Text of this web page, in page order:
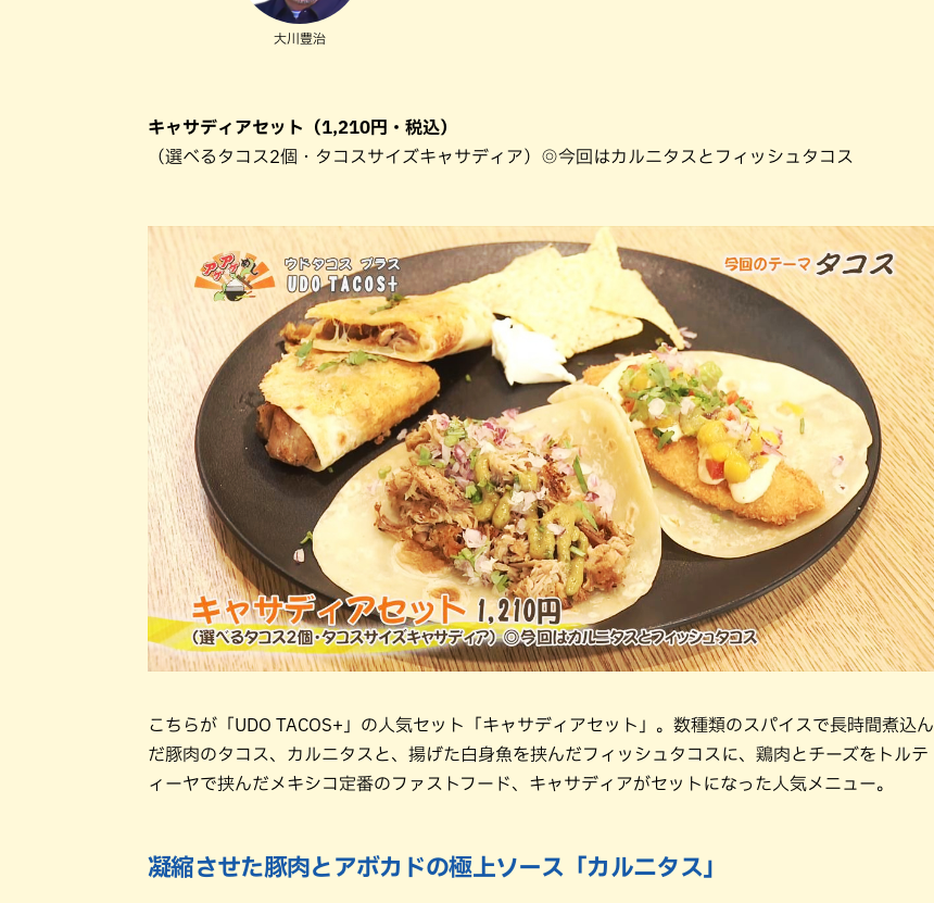
大川豊治
キャサディアセット（1,210円・税込）
（選べるタコス2個・タコスサイズキャサディア）◎今回はカルニタスとフィッシュタコス
こちらが「UDO TACOS+」の人気セット「キャサディアセット」。数種類のスパイスで長時間煮込ん
だ豚肉のタコス、カルニタスと、揚げた白身魚を挟んだフィッシュタコスに、鶏肉とチーズをトルテ
ィーヤで挟んだメキシコ定番のファストフード、キャサディアがセットになった人気メニュー。
凝縮させた豚肉とアボカドの極上ソース「カルニタス」